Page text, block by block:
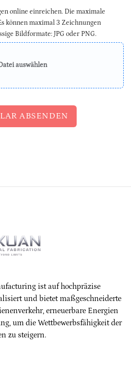
online einreichen. Die maximale
können maximal 3 Zeichnungen
Bildformate: JPG oder PNG.
auswählen
ABSENDEN
ist auf hochpräzise
und bietet maßgeschneiderte
erneuerbare Energien
um die Wettbewerbsfähigkeit der
zu steigern.